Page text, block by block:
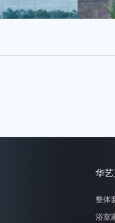
天猫
华艺
整体
浴室